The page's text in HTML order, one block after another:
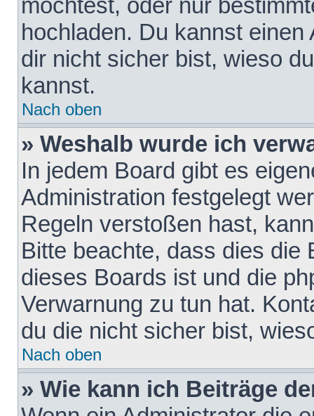
möchtest, oder nur
hochladen. Du kannst
dir nicht sicher bist, wieso
kannst.
Nach oben
» Weshalb wurde ich
In jedem Board gibt es
Administration festgelegt
Regeln verstoßen hast,
Bitte beachte, dass dies die
dieses Boards ist und die
Verwarnung zu tun hat.
du die nicht sicher bist,
Nach oben
» Wie kann ich Beiträge